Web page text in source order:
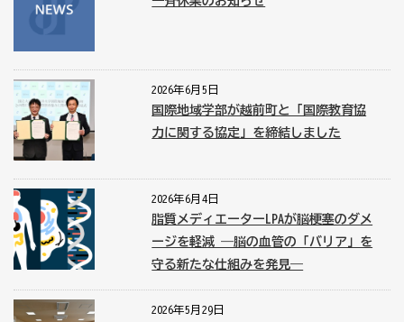
2026年6月5日
国際地域学部が越前町と「国際教育協
力に関する協定」を締結しました
2026年6月4日
脂質メディエーターLPAが脳梗塞のダメ
ージを軽減 ―脳の血管の「バリア」を
守る新たな仕組みを発見―
2026年5月29日